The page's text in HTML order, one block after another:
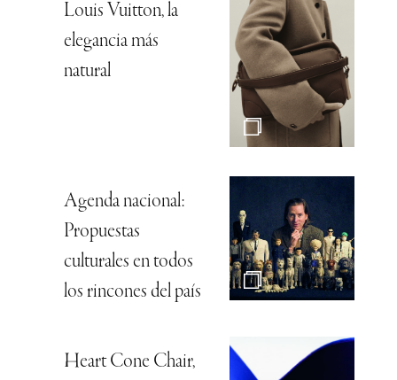
Louis Vuitton, la
elegancia más
natural
Agenda nacional:
Propuestas
culturales en todos
los rincones del país
Heart Cone Chair,